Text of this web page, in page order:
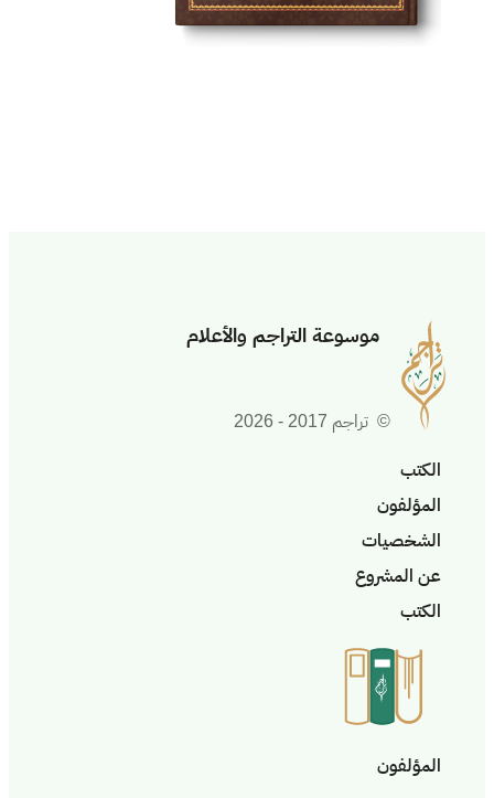
موسوعة التراجم والأعلام
© تراجم 2017 - 2026
الكتب
المؤلفون
الشخصيات
عن المشروع
الكتب
المؤلفون